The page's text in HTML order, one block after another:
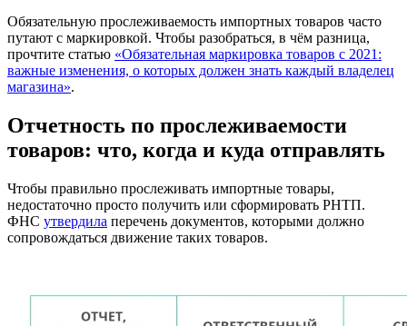
Обязательную прослеживаемость импортных товаров часто
путают с маркировкой. Чтобы разобраться, в чём разница,
прочтите статью «Обязательная маркировка товаров с 2021:
важные изменения, о которых должен знать каждый владелец
магазина».
Отчетность по прослеживаемости
товаров: что, когда и куда отправлять
Чтобы правильно прослеживать импортные товары,
недостаточно просто получить или сформировать РНТП.
ФНС утвердила перечень документов, которыми должно
сопровождаться движение таких товаров.